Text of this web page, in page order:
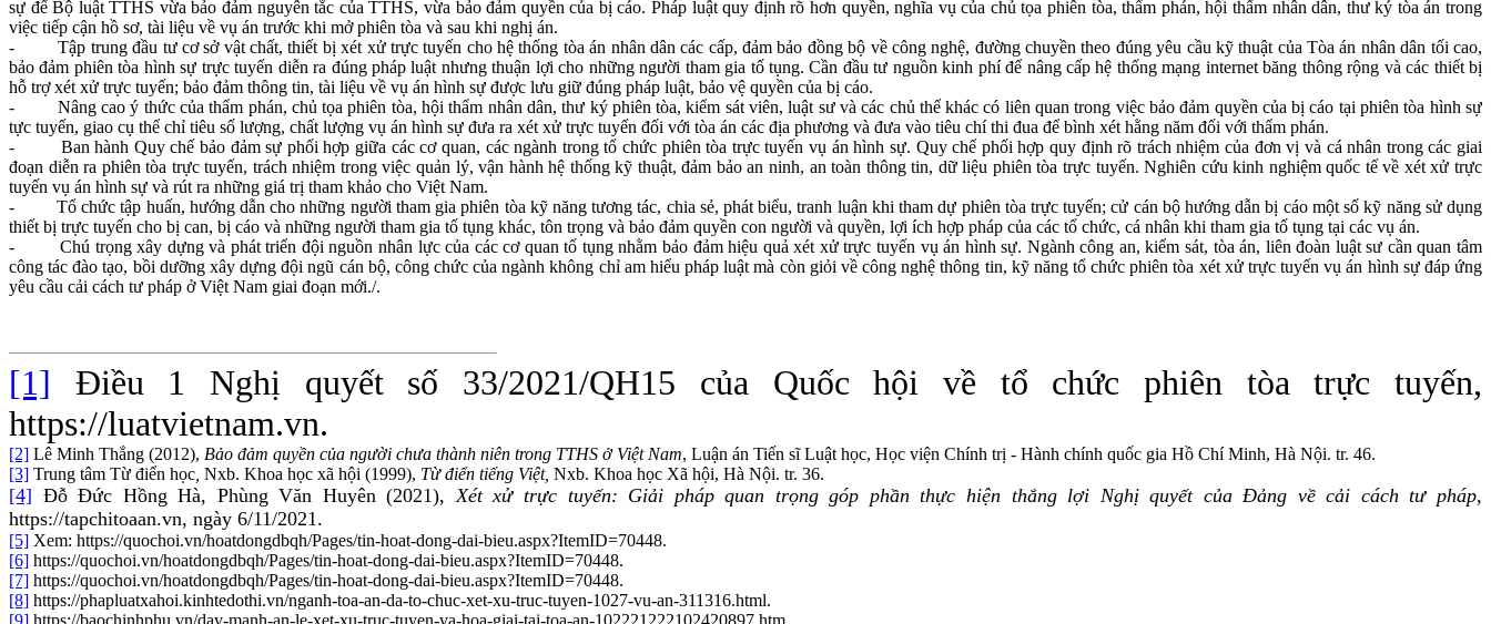
sự để Bộ luật TTHS vừa bảo đảm nguyên tắc của TTHS, vừa bảo đảm quyền của bị cáo. Pháp luật quy định rõ hơn quyền, nghĩa vụ của chủ tọa phiên tòa, thẩm phán, hội thẩm nhân dân, thư ký tòa án trong
việc tiếp cận hồ sơ, tài liệu về vụ án trước khi mở phiên tòa và sau khi nghị án.
- Tập trung đầu tư cơ sở vật chất, thiết bị xét xử trực tuyến cho hệ thống tòa án nhân dân các cấp, đảm bảo đồng bộ về công nghệ, đường chuyền theo đúng yêu cầu kỹ thuật của Tòa án nhân dân tối cao,
bảo đảm phiên tòa hình sự trực tuyến diễn ra đúng pháp luật nhưng thuận lợi cho những người tham gia tố tụng. Cần đầu tư nguồn kinh phí để nâng cấp hệ thống mạng internet băng thông rộng và các thiết bị
hỗ trợ xét xử trực tuyến; bảo đảm thông tin, tài liệu về vụ án hình sự được lưu giữ đúng pháp luật, bảo vệ quyền của bị cáo.
- Nâng cao ý thức của thẩm phán, chủ tọa phiên tòa, hội thẩm nhân dân, thư ký phiên tòa, kiểm sát viên, luật sư và các chủ thể khác có liên quan trong việc bảo đảm quyền của bị cáo tại phiên tòa hình sự
tực tuyến, giao cụ thể chỉ tiêu số lượng, chất lượng vụ án hình sự đưa ra xét xử trực tuyến đối với tòa án các địa phương và đưa vào tiêu chí thi đua để bình xét hằng năm đối với thẩm phán.
- Ban hành Quy chế bảo đảm sự phối hợp giữa các cơ quan, các ngành trong tổ chức phiên tòa trực tuyến vụ án hình sự. Quy chế phối hợp quy định rõ trách nhiệm của đơn vị và cá nhân trong các giai
đoạn diễn ra phiên tòa trực tuyến, trách nhiệm trong việc quản lý, vận hành hệ thống kỹ thuật, đảm bảo an ninh, an toàn thông tin, dữ liệu phiên tòa trực tuyến. Nghiên cứu kinh nghiệm quốc tế về xét xử trực
tuyến vụ án hình sự và rút ra những giá trị tham khảo cho Việt Nam.
- Tổ chức tập huấn, hướng dẫn cho những người tham gia phiên tòa kỹ năng tương tác, chia sẻ, phát biểu, tranh luận khi tham dự phiên tòa trực tuyến; cử cán bộ hướng dẫn bị cáo một số kỹ năng sử dụng
thiết bị trực tuyến cho bị can, bị cáo và những người tham gia tố tụng khác, tôn trọng và bảo đảm quyền con người và quyền, lợi ích hợp pháp của các tổ chức, cá nhân khi tham gia tố tụng tại các vụ án.
- Chú trọng xây dựng và phát triển đội nguồn nhân lực của các cơ quan tố tụng nhằm bảo đảm hiệu quả xét xử trực tuyến vụ án hình sự. Ngành công an, kiểm sát, tòa án, liên đoàn luật sư cần quan tâm
công tác đào tạo, bồi dưỡng xây dựng đội ngũ cán bộ, công chức của ngành không chỉ am hiểu pháp luật mà còn giỏi về công nghệ thông tin, kỹ năng tổ chức phiên tòa xét xử trực tuyến vụ án hình sự đáp ứng
yêu cầu cải cách tư pháp ở Việt Nam giai đoạn mới./.
[1] Điều 1 Nghị quyết số 33/2021/QH15 của Quốc hội về tổ chức phiên tòa trực tuyến,
https://luatvietnam.vn.
[2] Lê Minh Thắng (2012), Bảo đảm quyền của người chưa thành niên trong TTHS ở Việt Nam, Luận án Tiến sĩ Luật học, Học viện Chính trị - Hành chính quốc gia Hồ Chí Minh, Hà Nội. tr. 46.
[3] Trung tâm Từ điển học Nxb. Khoa học xã hội (1999), Từ điển tiếng Việt, Nxb. Khoa học Xã hội, Hà Nội. tr. 36.
[4] Đỗ Đức Hồng Hà, Phùng Văn Huyên (2021), Xét xử trực tuyến: Giải pháp quan trọng góp phần thực hiện thắng lợi Nghị quyết của Đảng về cải cách tư pháp,
https://tapchitoaan.vn, ngày 6/11/2021.
[5] Xem: https://quochoi.vn/hoatdongdbqh/Pages/tin-hoat-dong-dai-bieu.aspx?ItemID=70448.
[6] https://quochoi.vn/hoatdongdbqh/Pages/tin-hoat-dong-dai-bieu.aspx?ItemID=70448.
[7] https://quochoi.vn/hoatdongdbqh/Pages/tin-hoat-dong-dai-bieu.aspx?ItemID=70448.
[8] https://phapluatxahoi.kinhtedothi.vn/nganh-toa-an-da-to-chuc-xet-xu-truc-tuyen-1027-vu-an-311316.html.
[9] https://baochinhphu.vn/day-manh-an-le-xet-xu-truc-tuyen-va-hoa-giai-tai-toa-an-102221222102420897.htm.